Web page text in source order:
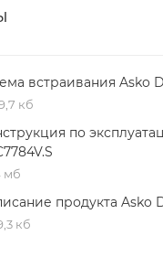
что позволяет
белья без потери
конструкция
и усиленной рамой
защиту от вибраций.
сушки
встраивания Asko
кб
по
мб
продукта Asko
кб